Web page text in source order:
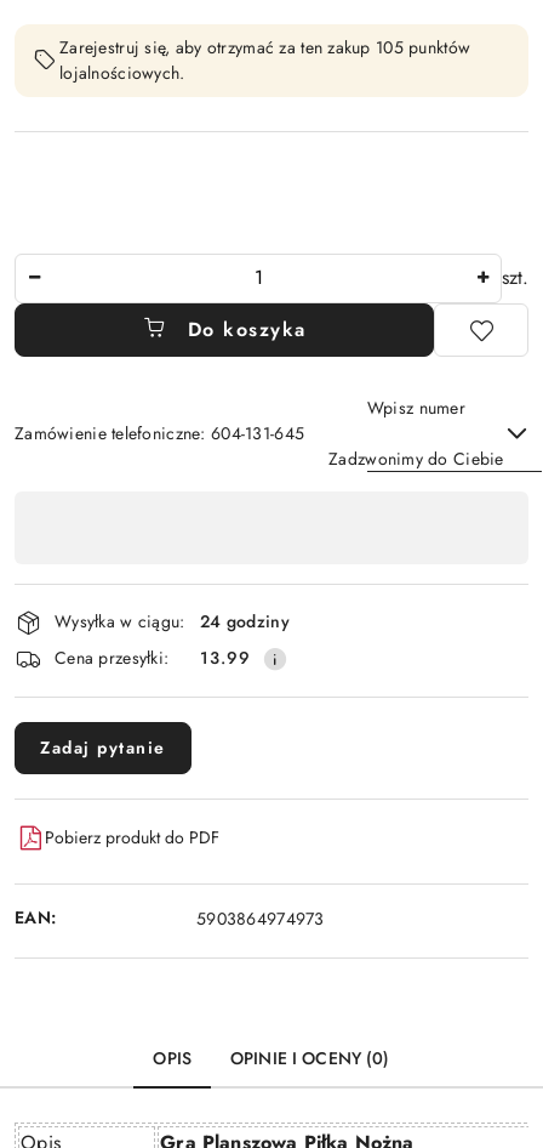
Zarejestruj się, aby otrzymać za ten zakup 105 punktów
lojalnościowych.
szt.
Do koszyka
Zamówienie telefoniczne: 604-131-645
Wpisz numer
Zadzwonimy do Ciebie
płatność
i
dostawa
Wysyłka w ciągu:
24 godziny
Cena przesyłki:
13.99
Zadaj pytanie
Pobierz produkt do PDF
EAN: 5903864974973
OPIS OPINIE I OCENY (0)